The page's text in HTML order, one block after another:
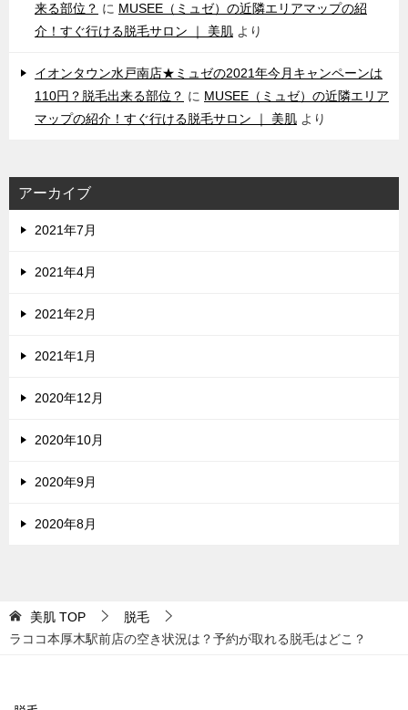
来る部位？ に MUSEE（ミュゼ）の近隣エリアマップの紹
介！すぐ行ける脱毛サロン ｜ 美肌 より
イオンタウン水戸南店★ミュゼの2021年今月キャンペーンは
110円？脱毛出来る部位？ に MUSEE（ミュゼ）の近隣エリア
マップの紹介！すぐ行ける脱毛サロン ｜ 美肌 より
アーカイブ
2021年7月
2021年4月
2021年2月
2021年1月
2020年12月
2020年10月
2020年9月
2020年8月
美肌 TOP
脱毛
ラココ本厚木駅前店の空き状況は？予約が取れる脱毛はどこ？